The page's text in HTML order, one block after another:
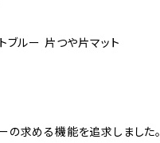
ブルー 片つや片マット
の求める機能を追求しました。